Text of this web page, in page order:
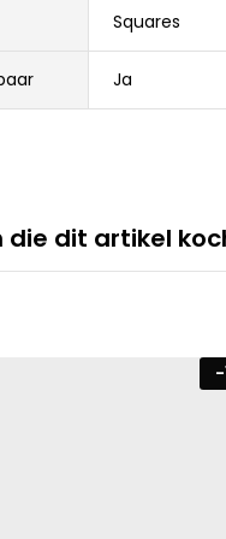
Squares
Ja
die dit artikel
-